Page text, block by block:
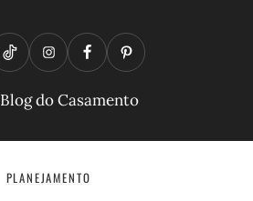
T
i
t
o
I
n
t
a
F
a
e
b
P
i
t
Blog do Casamento
PLANEJAMENTO